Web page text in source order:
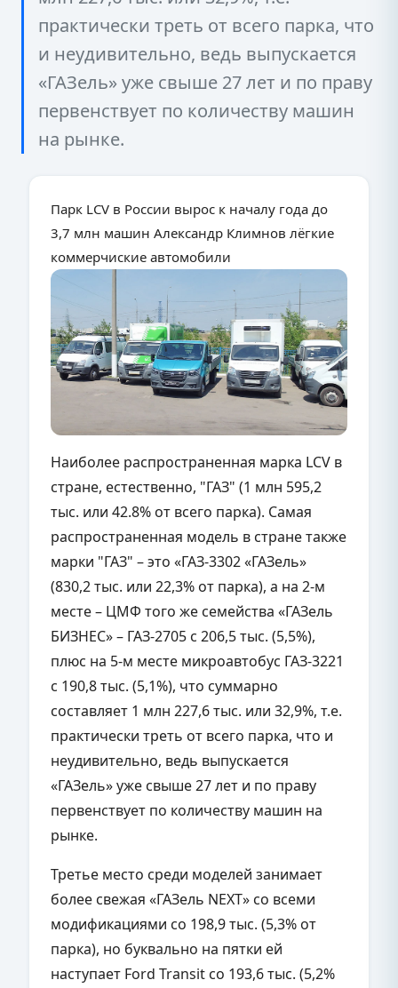
практически треть от всего парка, что
и неудивительно, ведь выпускается
«ГАЗель» уже свыше 27 лет и по праву
первенствует по количеству машин
на рынке.
Парк LCV в России вырос к началу года до
3,7 млн машин Александр Климнов лёгкие
коммерчиские автомобили
Наиболее распространенная марка LCV в
стране, естественно, "ГАЗ" (1 млн 595,2
тыс. или 42.8% от всего парка). Самая
распространенная модель в стране также
марки "ГАЗ" – это «ГАЗ-3302 «ГАЗель»
(830,2 тыс. или 22,3% от парка), а на 2-м
месте – ЦМФ того же семейства «ГАЗель
БИЗНЕС» – ГАЗ-2705 с 206,5 тыс. (5,5%),
плюс на 5-м месте микроавтобус ГАЗ-3221
с 190,8 тыс. (5,1%), что суммарно
составляет 1 млн 227,6 тыс. или 32,9%, т.е.
практически треть от всего парка, что и
неудивительно, ведь выпускается
«ГАЗель» уже свыше 27 лет и по праву
первенствует по количеству машин на
рынке.
Третье место среди моделей занимает
более свежая «ГАЗель NEXT» со всеми
модификациями со 198,9 тыс. (5,3% от
парка), но буквально на пятки ей
наступает Ford Transit со 193,6 тыс. (5,2%